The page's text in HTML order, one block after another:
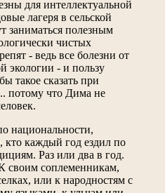
для интеллектуальной
лагеря в сельской
заниматься полезным
чистых
- ведь все болезни от
экологии - и пользу
такое сказать при
потому что Дима не
национальности,
кто каждый год ездил по
Раз или два в год.
своим соплеменникам,
или к народностям с